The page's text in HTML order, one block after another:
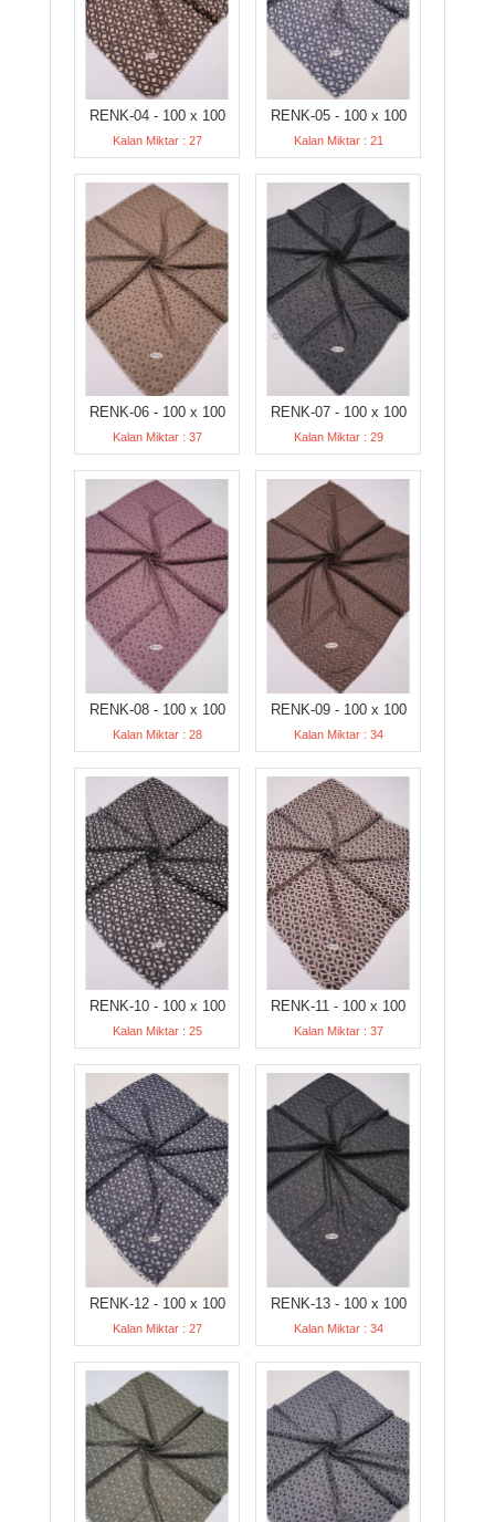
RENK-04 - 100 x 100
Kalan Miktar : 27
RENK-05 - 100 x 100
Kalan Miktar : 21
RENK-06 - 100 x 100
Kalan Miktar : 37
RENK-07 - 100 x 100
Kalan Miktar : 29
RENK-08 - 100 x 100
Kalan Miktar : 28
RENK-09 - 100 x 100
Kalan Miktar : 34
RENK-10 - 100 x 100
Kalan Miktar : 25
RENK-11 - 100 x 100
Kalan Miktar : 37
RENK-12 - 100 x 100
Kalan Miktar : 27
RENK-13 - 100 x 100
Kalan Miktar : 34